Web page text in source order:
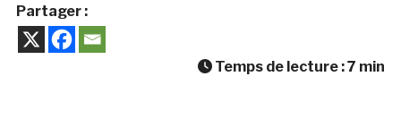
Partager :
Temps de lecture :7 min